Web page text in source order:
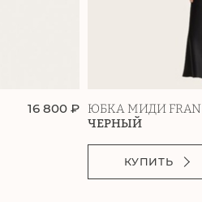
16 800 ₽
ЮБКА МИДИ FRAN
ЧЕРНЫЙ
КУПИТЬ